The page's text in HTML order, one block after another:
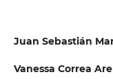
Juan Sebastián
Vanessa Correa